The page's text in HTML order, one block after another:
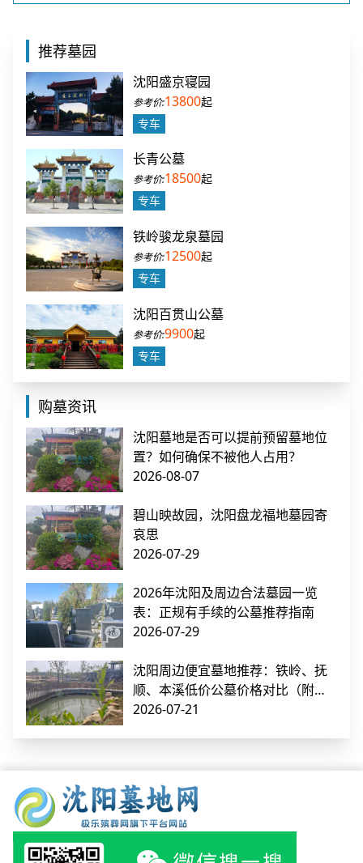
推荐墓园
沈阳盛京寝园
13800起
专车
长青公墓
18500起
专车
铁岭骏龙泉墓园
12500起
专车
沈阳百贯山公墓
9900起
专车
购墓资讯
沈阳墓地是否可以提前预留墓地位
置？如何确保不被他人占用？
2026-08-07
碧山映故园，沈阳盘龙福地墓园寄
哀思
2026-07-29
2026年沈阳及周边合法墓园一览
表：正规有手续的公墓推荐指南
2026-07-29
沈阳周边便宜墓地推荐：铁岭、抚
顺、本溪低价公墓价格对比（附交
通指南）
2026-07-21